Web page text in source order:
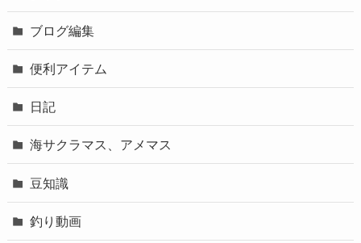
ブログ編集
便利アイテム
日記
海サクラマス、アメマス
豆知識
釣り動画